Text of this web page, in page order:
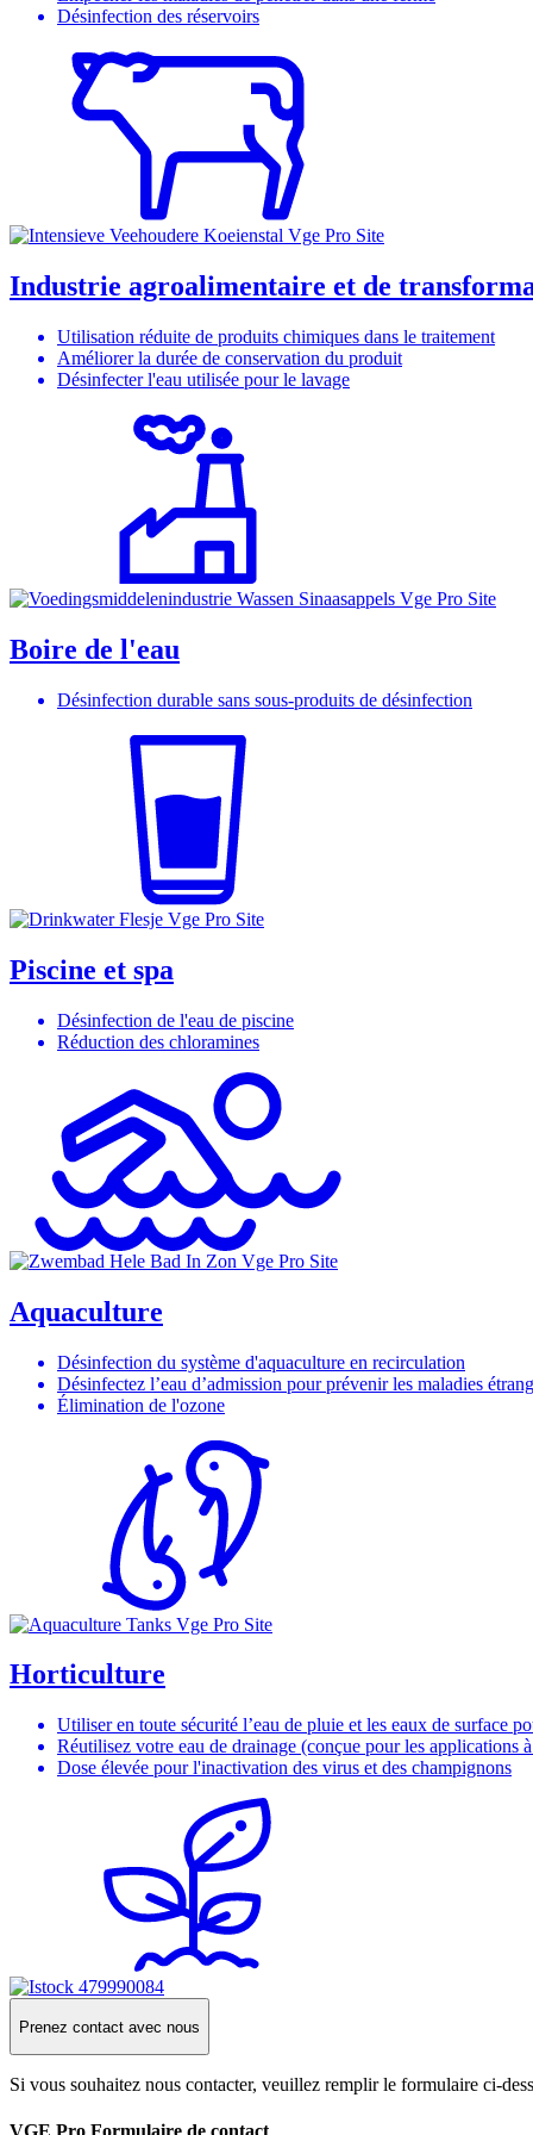
Désinfection des réservoirs
Industrie agroalimentaire et de
Utilisation réduite de produits chimiques dans le traitement
Améliorer la durée de conservation du produit
Désinfecter l'eau utilisée pour le lavage
Boire de l'eau
Désinfection durable sans sous-produits de désinfection
Piscine et spa
Désinfection de l'eau de piscine
Réduction des chloramines
Aquaculture
Désinfection du système d'aquaculture en recirculation
Désinfectez l’eau d’admission pour prévenir les maladies
Élimination de l'ozone
Horticulture
Utiliser en toute sécurité l’eau de pluie et les eaux de surface
Réutilisez votre eau de drainage (conçue pour les applications
Dose élevée pour l'inactivation des virus et des champignons
Prenez contact avec nous
Si vous souhaitez nous contacter, veuillez remplir le formulaire ci-